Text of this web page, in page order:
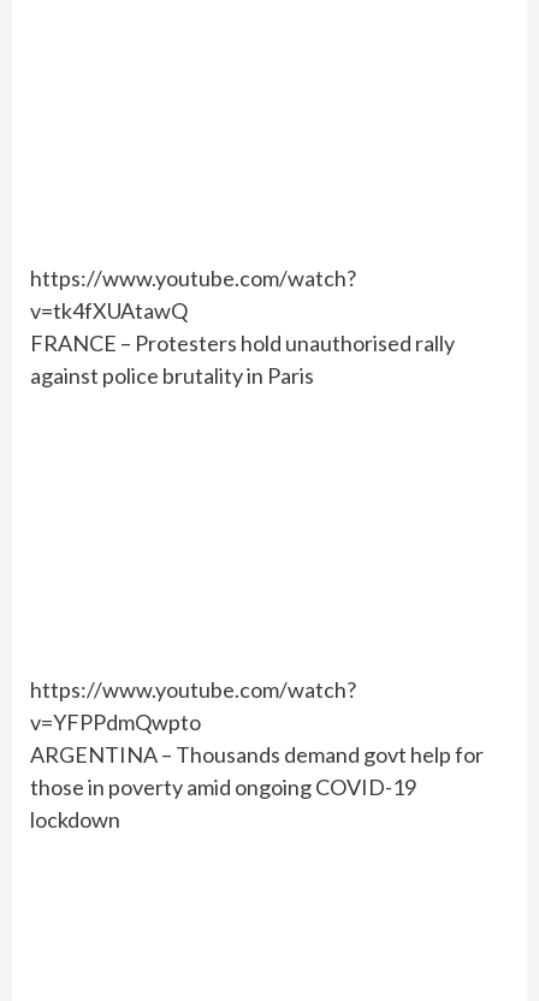
https://www.youtube.com/watch?
v=tk4fXUAtawQ
FRANCE – Protesters hold unauthorised rally
against police brutality in Paris
https://www.youtube.com/watch?
v=YFPPdmQwpto
ARGENTINA – Thousands demand govt help for
those in poverty amid ongoing COVID-19
lockdown